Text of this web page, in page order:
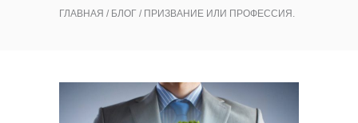
ГЛАВНАЯ БЛОГ ПРИЗВАНИЕ ИЛИ ПРОФЕССИЯ.